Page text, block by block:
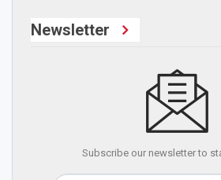
Newsletter
Subscribe our newsletter to